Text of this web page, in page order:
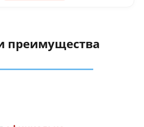
преимущества